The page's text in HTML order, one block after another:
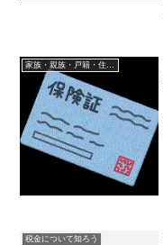
家族・親族・戸籍・住民票・老後のお金・遺産・相続
税金について知ろう